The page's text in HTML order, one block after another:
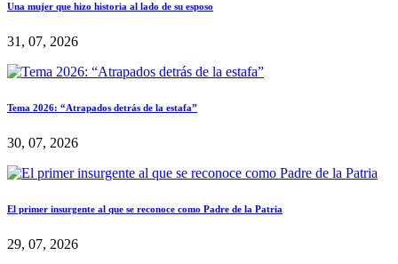
Una mujer que hizo historia al lado de su esposo
31, 07, 2026
Tema 2026: “Atrapados detrás de la estafa”
30, 07, 2026
El primer insurgente al que se reconoce como Padre de la Patria
29, 07, 2026